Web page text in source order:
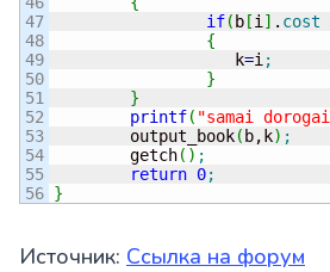
47
48
49
50
51
52
53
54
55
if( b [i ] . cost
{
                   k
=i ;
}
}
printf( "samai
        output_book
( b,k) ;
        getch
( ) ;
return 0;
}
Источник: Ссылка на форум